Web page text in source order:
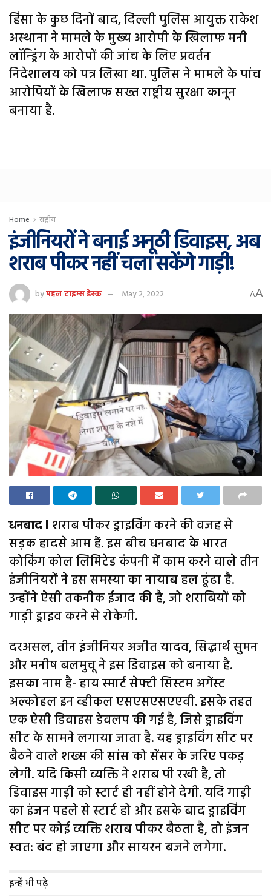
हिंसा के कुछ दिनों बाद, दिल्ली पुलिस आयुक्त राकेश
अस्थाना ने मामले के मुख्य आरोपी के खिलाफ मनी
लॉन्ड्रिंग के आरोपों की जांच के लिए प्रवर्तन
निदेशालय को पत्र लिखा था. पुलिस ने मामले के पांच
आरोपियों के खिलाफ सख्त राष्ट्रीय सुरक्षा कानून
बनाया है.
Home राष्ट्रीय
इंजीनियरों ने बनाई अनूठी डिवाइस, अब
शराब पीकर नहीं चला सकेंगे गाड़ी!
byपहल टाइम्स डेस्क May 2, 2022 AA
धनबाद l शराब पीकर ड्राइविंग करने की वजह से
सड़क हादसे आम हैं. इस बीच धनबाद के भारत
कोकिंग कोल लिमिटेड कंपनी में काम करने वाले तीन
इंजीनियरों ने इस समस्या का नायाब हल ढूंढा है.
उन्होंने ऐसी तकनीक ईजाद की है, जो शराबियों को
गाड़ी ड्राइव करने से रोकेगी.
दरअसल, तीन इंजीनियर अजीत यादव, सिद्धार्थ सुमन
और मनीष बलमुचू ने इस डिवाइस को बनाया है.
इसका नाम है- हाय स्मार्ट सेफ्टी सिस्टम अगेंस्ट
अल्कोहल इन व्हीकल एसएसएसएएवी. इसके तहत
एक ऐसी डिवाइस डेवलप की गई है, जिसे ड्राइविंग
सीट के सामने लगाया जाता है. यह ड्राइविंग सीट पर
बैठने वाले शख्स की सांस को सेंसर के जरिए पकड़
लेगी. यदि किसी व्यक्ति ने शराब पी रखी है, तो
डिवाइस गाड़ी को स्टार्ट ही नहीं होने देगी. यदि गाड़ी
का इंजन पहले से स्टार्ट हो और इसके बाद ड्राइविंग
सीट पर कोई व्यक्ति शराब पीकर बैठता है, तो इंजन
स्वत: बंद हो जाएगा और सायरन बजने लगेगा.
इन्हें भी पढ़े